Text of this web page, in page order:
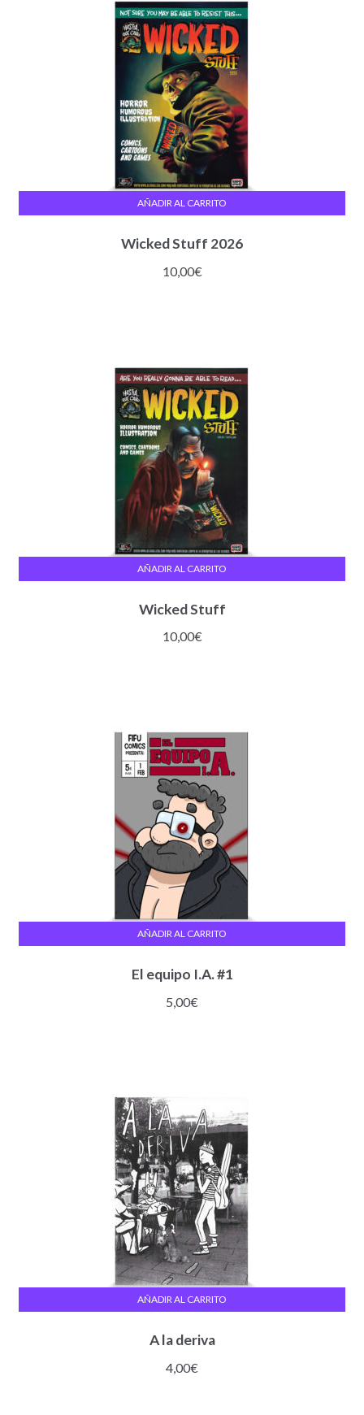
Wicked Stuff 2026
10,00€
AÑADIR AL CARRITO
Wicked Stuff
10,00€
AÑADIR AL CARRITO
El equipo I.A. #1
5,00€
AÑADIR AL CARRITO
A la deriva
4,00€
AÑADIR AL CARRITO